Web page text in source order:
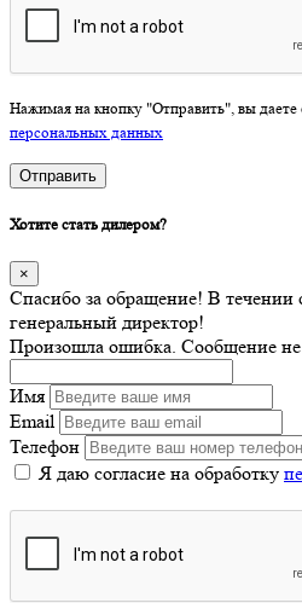
Нажимая на кнопку "Отправить", вы даете
персональных данных
Отправить
Хотите стать дилером?
×
Спасибо за обращение! В течении
генеральный директор!
Произошла ошибка. Сообщение
Имя
Email
Телефон
Я даю согласие на обработку